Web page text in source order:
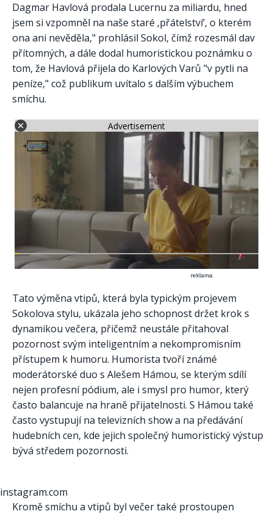
Dagmar Havlová prodala Lucernu za miliardu, hned
jsem si vzpomněl na naše staré ‚přátelství‘, o kterém
ona ani nevěděla," prohlásil Sokol, čímž rozesmál dav
přítomných, a dále dodal humoristickou poznámku o
tom, že Havlová přijela do Karlových Varů "v pytli na
peníze," což publikum uvítalo s dalším výbuchem
smíchu.
Advertisement
reklama
Tato výměna vtipů, která byla typickým projevem
Sokolova stylu, ukázala jeho schopnost držet krok s
dynamikou večera, přičemž neustále přitahoval
pozornost svým inteligentním a nekompromisním
přístupem k humoru. Humorista tvoří známé
moderátorské duo s Alešem Hámou, se kterým sdílí
nejen profesní pódium, ale i smysl pro humor, který
často balancuje na hraně přijatelnosti. S Hámou také
často vystupují na televizních show a na předávání
hudebních cen, kde jejich společný humoristický výstup
bývá středem pozornosti.
instagram.com
Kromě smíchu a vtipů byl večer také prostoupen